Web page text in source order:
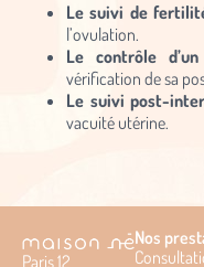
Le suivi de
l’ovulation.
Le contrôle
vérification de sa
Le suivi post-
vacuité utérine.
Paris 12
Nos